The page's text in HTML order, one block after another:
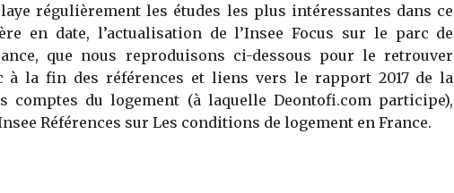
régulièrement les études les plus intéressantes dans ce
en date, l’actualisation de l’Insee Focus sur le parc de
que nous reproduisons ci-dessous pour le retrouver
à la fin des références et liens vers le rapport 2017 de la
comptes du logement (à laquelle Deontofi.com participe),
Références sur Les conditions de logement en France.